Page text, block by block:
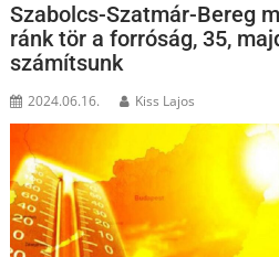
Szabolcs-Szatmár-Bereg
ránk tör a forróság, 35,
számítsunk
2024.06.16. Kiss Lajos